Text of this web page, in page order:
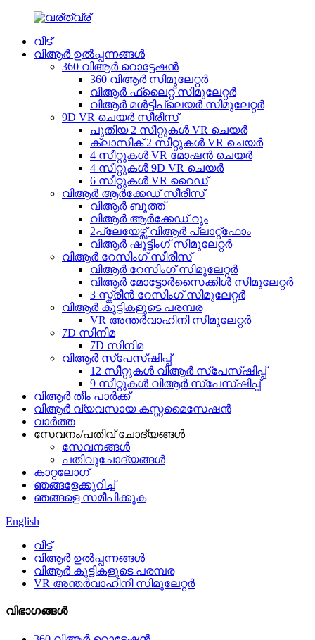
വീട്
വിആർ ഉൽപ്പന്നങ്ങൾ
360 വിആർ റൊട്ടേഷൻ
360 വിആർ സിമുലേറ്റർ
വിആർ ഫ്ലൈറ്റ് സിമുലേറ്റർ
വിആർ മൾട്ടിപ്ലെയർ സിമുലേറ്റർ
9D VR ചെയർ സീരീസ്
പുതിയ 2 സീറ്റുകൾ VR ചെയർ
ക്ലാസിക് 2 സീറ്റുകൾ VR ചെയർ
4 സീറ്റുകൾ VR മോഷൻ ചെയർ
4 സീറ്റുകൾ 9D VR ചെയർ
6 സീറ്റുകൾ VR റൈഡ്
വിആർ ആർക്കേഡ് സീരീസ്
വിആർ ബൂത്ത്
വിആർ ആർക്കേഡ് റൂം
2പ്ലേയേഴ്സ് വിആർ പ്ലാറ്റ്ഫോം
വിആർ ഷൂട്ടിംഗ് സിമുലേറ്റർ
വിആർ റേസിംഗ് സീരീസ്
വിആർ റേസിംഗ് സിമുലേറ്റർ
വിആർ മോട്ടോർസൈക്കിൾ സിമുലേറ്റർ
3 സ്ക്രീൻ റേസിംഗ് സിമുലേറ്റർ
വിആർ കുട്ടികളുടെ പരമ്പര
VR അന്തർവാഹിനി സിമുലേറ്റർ
7D സിനിമ
7D സിനിമ
വിആർ സ്പേസ്ഷിപ്പ്
12 സീറ്റുകൾ വിആർ സ്‌പേസ്‌ഷിപ്പ്
9 സീറ്റുകൾ വിആർ സ്പേസ്ഷിപ്പ്
വിആർ തീം പാർക്ക്
വിആർ വ്യവസായ കസ്റ്റമൈസേഷൻ
വാർത്ത
സേവനം/പതിവ് ചോദ്യങ്ങൾ
സേവനങ്ങൾ
പതിവുചോദ്യങ്ങൾ
കാറ്റലോഗ്
ഞങ്ങളേക്കുറിച്ച്
ഞങ്ങളെ സമീപിക്കുക
English
വീട്
വിആർ ഉൽപ്പന്നങ്ങൾ
വിആർ കുട്ടികളുടെ പരമ്പര
VR അന്തർവാഹിനി സിമുലേറ്റർ
വിഭാഗങ്ങൾ